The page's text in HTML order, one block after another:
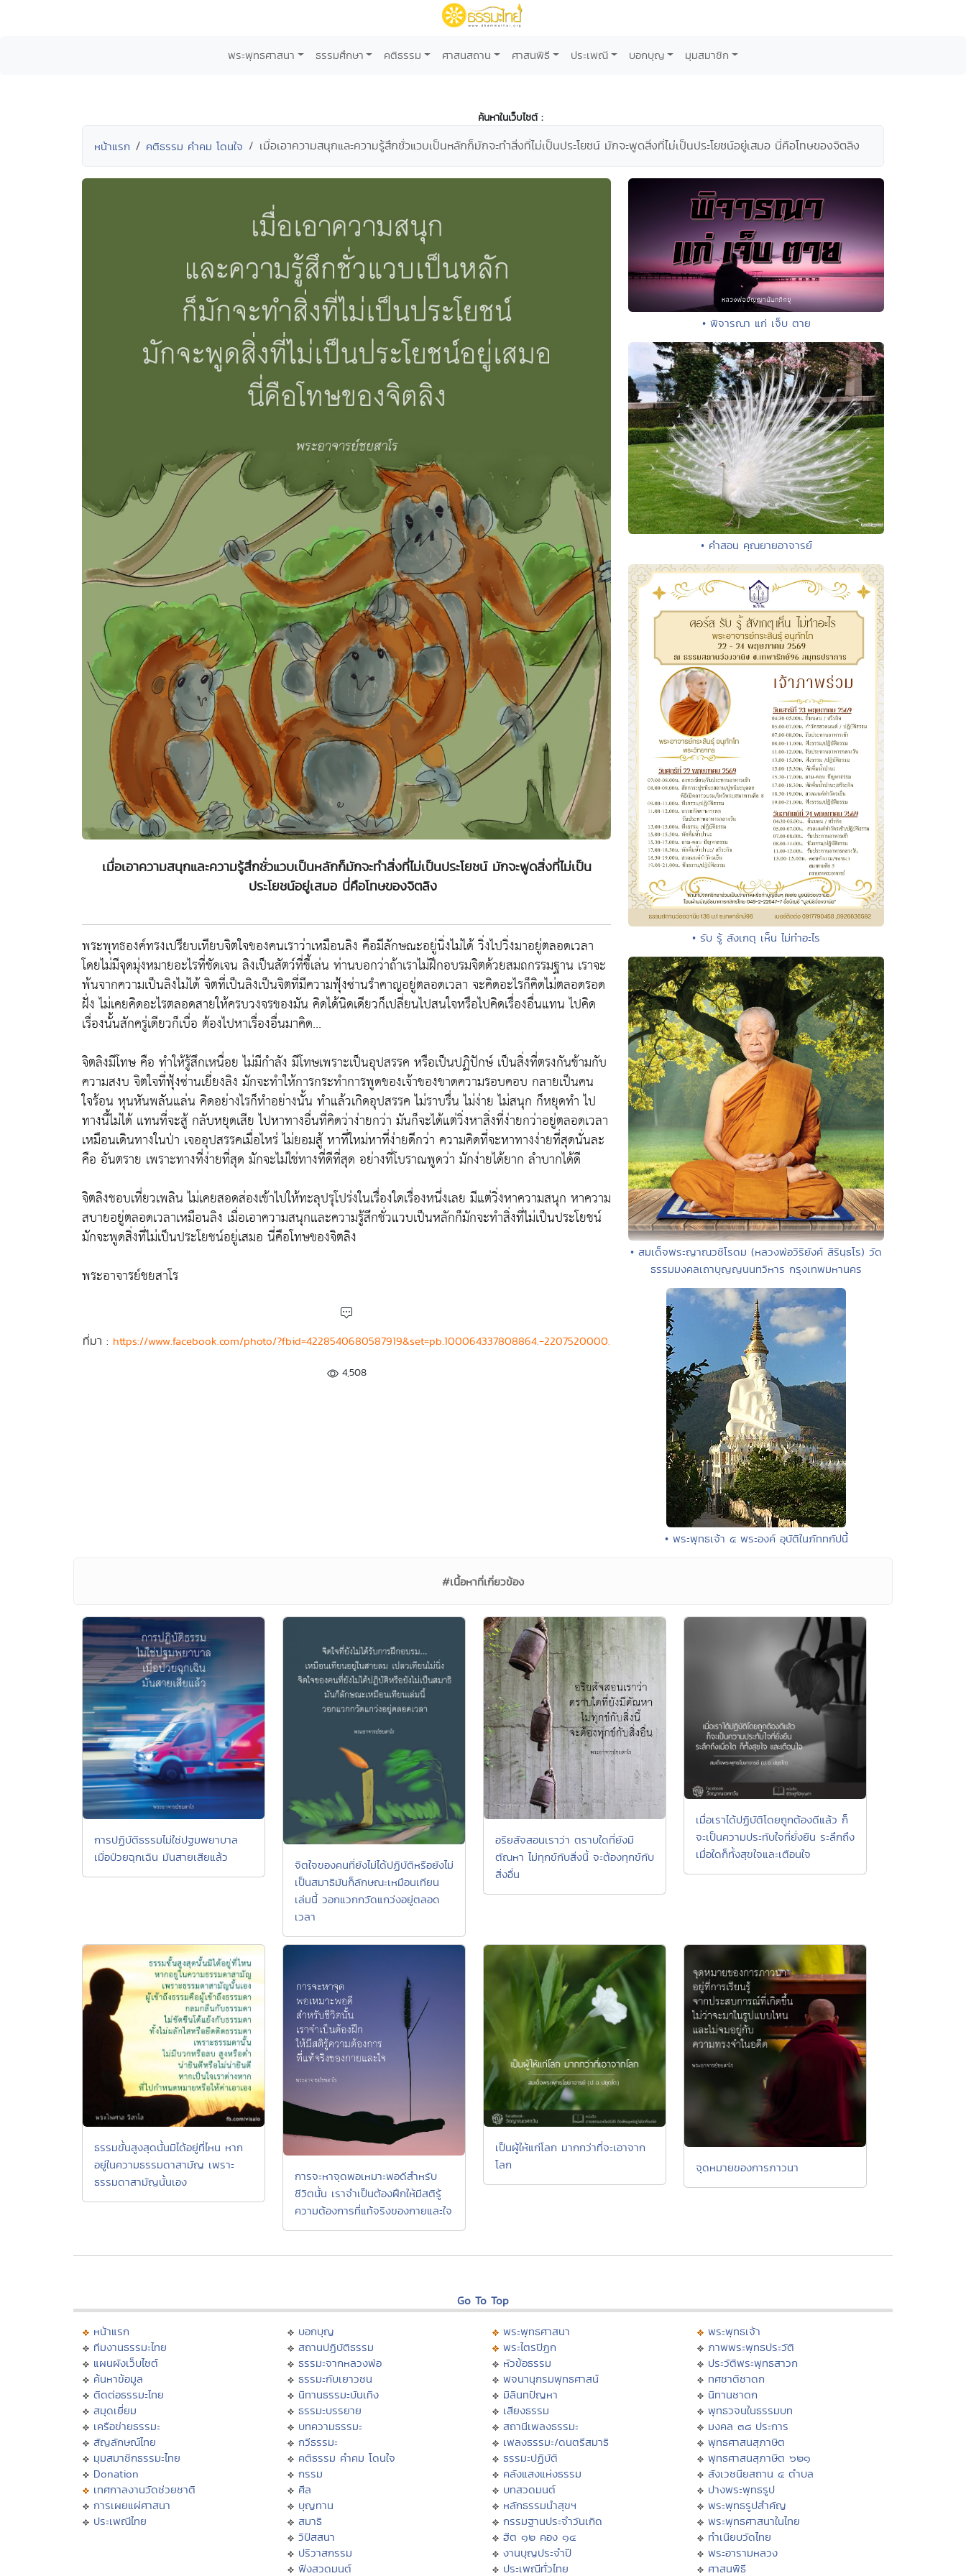
พระพุทธศาสนา ธรรมศึกษา คติธรรม ศาสนสถาน ศาสนพิธี ประเพณี บอกบุญ มุมสมาชิก
ค้นหาในเว็บไซต์ :
หน้าแรก คติธรรม คำคม โดนใจ เมื่อเอาความสนุกและความรู้สึกชั่วแวบเป็นหลักก็มักจะทำสิ่งที่ไม่เป็นประโยชน์​ มักจะพูดสิ่งที่ไม่เป็นประโยชน์อยู่เสมอ นี่คือโทษของจิตลิง
เมื่อเอาความสนุกและความรู้สึกชั่วแวบเป็นหลักก็มักจะทำสิ่งที่ไม่เป็นประโยชน์​ มักจะพูดสิ่งที่ไม่เป็น
ประโยชน์อยู่เสมอ นี่คือโทษของจิตลิง
พระพุทธองค์ทรงเปรียบเทียบจิตใจของคนเราว่าเหมือนลิง คือมีลักษณะอยู่นิ่งไม่ได้ วิ่งไปวิ่งมาอยู่ตลอดเวลา
โดยไม่มีจุดมุ่งหมายอะไรที่ชัดเจน ลิงเป็นสัตว์ที่ขี้เล่น ท่านบอกว่าถ้าเราไม่ฝึกอบรมจิตด้วยสมถกรรมฐาน เราจะ
พ้นจากความเป็นลิงไม่ได้ จิตที่เป็นลิงเป็นจิตที่มีความฟุ้งซ่านรำคาญอยู่ตลอดเวลา จะคิดอะไรก็คิดไม่ตลอดรอด
ฝั่ง ไม่เคยคิดอะไรตลอดสายให้ครบวงจรของมัน คิดได้นิดเดียวก็เปลี่ยนไปสนใจหรือไปคิดเรื่องอื่นแทน ไปคิด
เรื่องนั้นสักครู่เดียวก็เบื่อ ต้องไปหาเรื่องอื่นมาคิด...
จิตลิงมีโทษ คือ ทำให้รู้สึกเหนื่อย ไม่มีกำลัง มีโทษเพราะเป็นอุปสรรค หรือเป็นปฏิปักษ์ เป็นสิ่งที่ตรงกันข้ามกับ
ความสงบ จิตใจที่ฟุ้งซ่านเยี่ยงลิง มักจะทำให้การกระทำการพูดของเจ้าของขาดความรอบคอบ กลายเป็นคน
ใจร้อน หุนหันพลันแล่น คิดอย่างไรก็ทำอย่างนั้น ทำแล้วเกิดอุปสรรค ไม่ราบรื่น ไม่ง่าย ไม่สนุก ก็หยุดทำ ไป
ทางนี้ไม่ได้ แทนที่จะสู้ กลับหยุดเสีย ไปหาทางอื่นที่คิดว่าง่ายกว่า มันก็จะได้แต่วิ่งหาสิ่งที่ง่ายกว่าอยู่ตลอดเวลา
เหมือนเดินทางในป่า เจออุปสรรคเมื่อไหร่ ไม่ยอมสู้ หาที่ใหม่หาที่ง่ายดีกว่า ความคิดที่จะหาทางง่ายที่สุดนั่นละ
คือ อันตราย เพราะทางที่ง่ายที่สุด มักจะไม่ใช่ทางที่ดีที่สุด อย่างที่โบราณพูดว่า มักง่ายได้ยาก ลำบากได้ดี
จิตลิงชอบเที่ยวเพลิน ไม่เคยสอดส่องเข้าไปให้ทะลุปรุโปร่งในเรื่องใดเรื่องหนึ่งเลย มีแต่วิ่งหาความสนุก หาความ
สบายอยู่ตลอดเวลาเหมือนลิง เมื่อเอาความสนุกและความรู้สึกชั่วแวบเป็นหลักก็มักจะทำสิ่งที่ไม่เป็นประโยชน์​
มักจะพูดสิ่งที่ไม่เป็นประโยชน์อยู่เสมอ นี่คือโทษของจิตลิง
พระอาจารย์ชยสาโร
ที่มา : https://www.facebook.com/photo/?fbid=4228540680587919&set=pb.100064337808864.-2207520000.
4,508
• พิจารณา แก่ เจ็บ ตาย
• คำสอน คุณยายอาจารย์
• รับ รู้ สังเกตุ เห็น ไม่ทำอะไร
• สมเด็จพระญาณวชิโรดม (หลวงพ่อวิริยังค์ สิรินฺธโร) วัด
ธรรมมงคลเถาบุญญนนทวิหาร กรุงเทพมหานคร
• พระพุทธเจ้า ๕ พระองค์ อุบัติในภัททกัปนี้
#เนื้อหาที่เกี่ยวข้อง
การปฏิบัติธรรมไม่ใช่ปฐมพยาบาล
เมื่อป่วยฉุกเฉิน มันสายเสียแล้ว
จิตใจของคนที่ยังไม่ได้ปฏิบัติหรือยังไม่
เป็นสมาธิมันก็ลักษณะเหมือนเทียน
เล่มนี้ วอกแวกกวัดแกว่งอยู่ตลอด
เวลา
อริยสัจสอนเราว่า ตราบใดที่ยังมี
ตัณหา ไม่ทุกข์กับสิ่งนี้ จะต้องทุกข์กับ
สิ่งอื่น
เมื่อเราได้ปฏิบัติโดยถูกต้องดีแล้ว ก็
จะเป็นความประทับใจที่ยั่งยืน ระลึกถึง
เมื่อใดก็ทั้งสุขใจและเตือนใจ
ธรรมขั้นสูงสุดนั้นมิได้อยู่ที่ไหน หาก
อยู่ในความธรรมดาสามัญ เพราะ
ธรรมดาสามัญนั้นเอง
การจะหาจุดพอเหมาะพอดีสำหรับ
ชีวิตนั้น เราจำเป็นต้องฝึกให้มีสติรู้
ความต้องการที่แท้จริงของกายและใจ
เป็นผู้ให้แก่โลก มากกว่าที่จะเอาจาก
โลก
จุดหมายของการภาวนา
Go To Top
หน้าแรก
ทีมงานธรรมะไทย
แผนผังเว็บไซต์
ค้นหาข้อมูล
ติดต่อธรรมะไทย
สมุดเยี่ยม
เครือข่ายธรรมะ
สัญลักษณ์ไทย
มุมสมาชิกธรรมะไทย
Donation
เทศกาลงานวัดช่วยชาติ
การเผยแผ่ศาสนา
ประเพณีไทย
บอกบุญ
สถานปฏิบัติธรรม
ธรรมะจากหลวงพ่อ
ธรรมะกับเยาวชน
นิทานธรรมะบันเทิง
ธรรมะบรรยาย
บทความธรรมะ
กวีธรรมะ
คติธรรม คำคม โดนใจ
กรรม
ศีล
บุญทาน
สมาธิ
วิปัสสนา
ปริวาสกรรม
ฟังสวดมนต์
พระพุทธศาสนา
พระไตรปิฏก
หัวข้อธรรม
พจนานุกรมพุทธศาสน์
มิลินทปัญหา
เสียงธรรม
สถานีเพลงธรรมะ
เพลงธรรมะ/ดนตรีสมาธิ
ธรรมะปฏิบัติ
คลังแสงแห่งธรรม
บทสวดมนต์
หลักธรรมนำสุขฯ
กรรมฐานประจำวันเกิด
ฮีต ๑๒ คอง ๑๔
งานบุญประจำปี
ประเพณีทั่วไทย
พระพุทธเจ้า
ภาพพระพุทธประวัติ
ประวัติพระพุทธสาวก
ทศชาติชาดก
นิทานชาดก
พุทธวจนในธรรมบท
มงคล ๓๘ ประการ
พุทธศาสนสุภาษิต
พุทธศาสนสุภาษิต ๖๒๑
สังเวชนียสถาน ๔ ตำบล
ปางพระพุทธรูป
พระพุทธรูปสำคัญ
พระพุทธศาสนาในไทย
ทำเนียบวัดไทย
พระอารามหลวง
ศาสนพิธี